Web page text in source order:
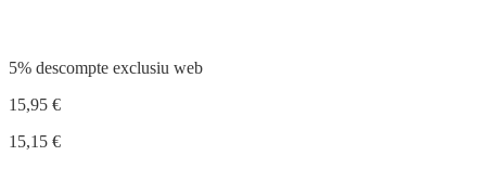
5% descompte exclusiu web
15,95 €
15,15 €